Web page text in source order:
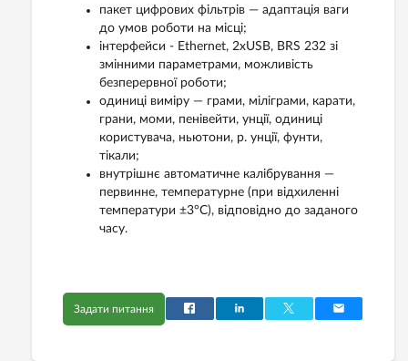
пакет цифрових фільтрів — адаптація ваги
до умов роботи на місці;
інтерфейси - Ethernet, 2xUSВ, BRS 232 зі
змінними параметрами, можливість
безперервної роботи;
одиниці виміру — грами, міліграми, карати,
грани, моми, пенівейти, унції, одиниці
користувача, ньютони, р. унції, фунти,
тікали;
внутрішнє автоматичне калібрування —
первинне, температурне (при відхиленні
температури ±3°C), відповідно до заданого
часу.
Задати питання